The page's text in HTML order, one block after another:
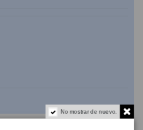
No mostrar de nuevo.